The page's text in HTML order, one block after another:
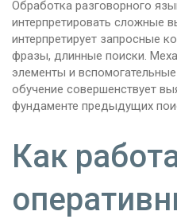
Обработка разговорного
интерпретировать сложные
интерпретирует запросные
фразы, длинные поиски.
элементы и
обучение совершенствует
фундаменте предыдущих
Как